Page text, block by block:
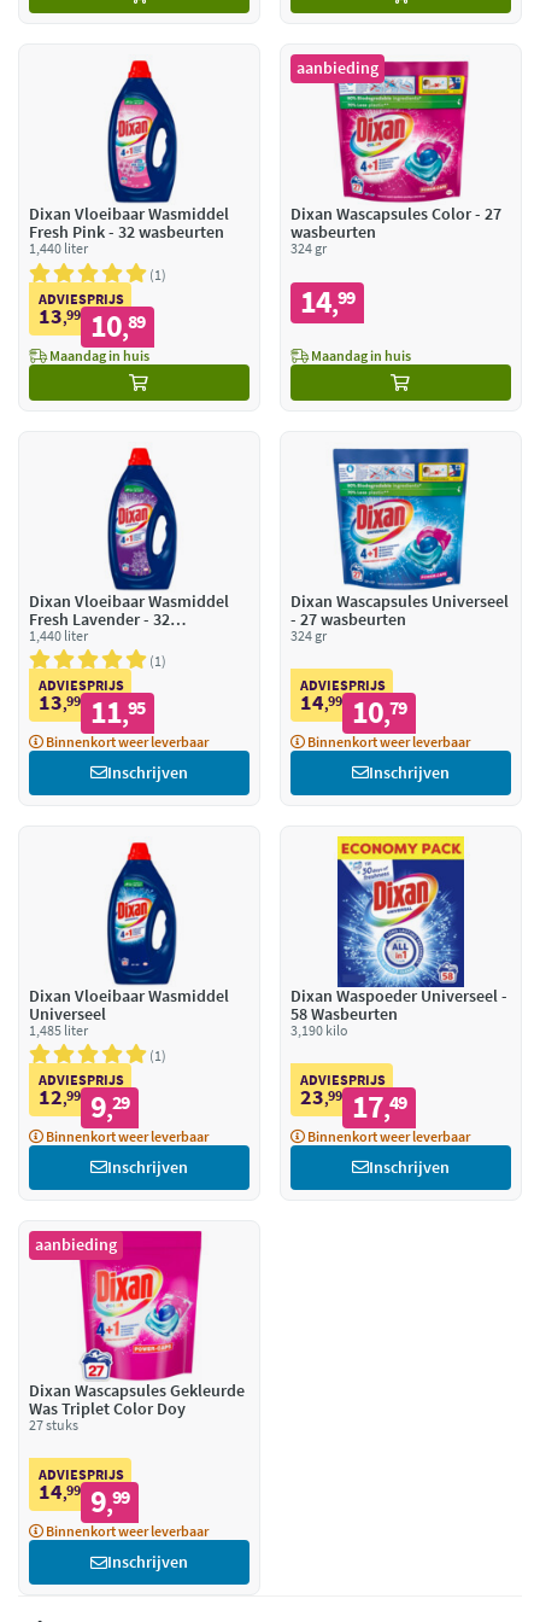
Dixan Vloeibaar Wasmiddel
Fresh Pink - 32 wasbeurten
1,440 liter
1
ADVIESPRIJS
13,99 10,89
Maandag in huis
aanbieding
Dixan Wascapsules Color - 27
wasbeurten
324 gr
14,99
Maandag in huis
Dixan Vloeibaar Wasmiddel
Fresh Lavender - 32
wasbeurten
1,440 liter
1
ADVIESPRIJS
13,99 11,95
Binnenkort weer leverbaar
Inschrijven
Dixan Wascapsules Universeel
- 27 wasbeurten
324 gr
ADVIESPRIJS
14,99 10,79
Binnenkort weer leverbaar
Inschrijven
Dixan Vloeibaar Wasmiddel
Universeel
1,485 liter
1
ADVIESPRIJS
12,99 9,29
Binnenkort weer leverbaar
Inschrijven
Dixan Waspoeder Universeel -
58 Wasbeurten
3,190 kilo
ADVIESPRIJS
23,99 17,49
Binnenkort weer leverbaar
Inschrijven
aanbieding
Dixan Wascapsules Gekleurde
Was Triplet Color Doy
27 stuks
ADVIESPRIJS
14,99 9,99
Binnenkort weer leverbaar
Inschrijven